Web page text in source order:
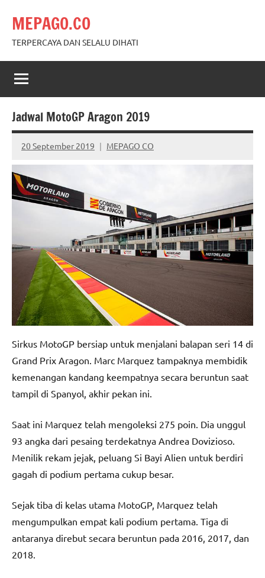
content
MEPAGO.CO
TERPERCAYA DAN SELALU DIHATI
Jadwal MotoGP Aragon 2019
20 September 2019 MEPAGO CO
No
comments
Sirkus MotoGP bersiap untuk menjalani balapan seri 14 di
Grand Prix Aragon. Marc Marquez tampaknya membidik
kemenangan kandang keempatnya secara beruntun saat
tampil di Spanyol, akhir pekan ini.
Saat ini Marquez telah mengoleksi 275 poin. Dia unggul
93 angka dari pesaing terdekatnya Andrea Dovizioso.
Menilik rekam jejak, peluang Si Bayi Alien untuk berdiri
gagah di podium pertama cukup besar.
Sejak tiba di kelas utama MotoGP, Marquez telah
mengumpulkan empat kali podium pertama. Tiga di
antaranya direbut secara beruntun pada 2016, 2017, dan
2018.